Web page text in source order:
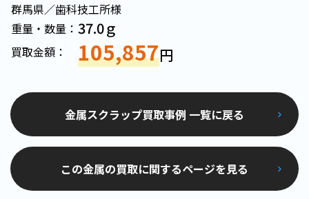
群馬県／歯科技工所様
重量・数量： 37.0ｇ
買取金額： 105,857円
金属スクラップ買取事例 一覧に戻る
この金属の買取に関するページを見る